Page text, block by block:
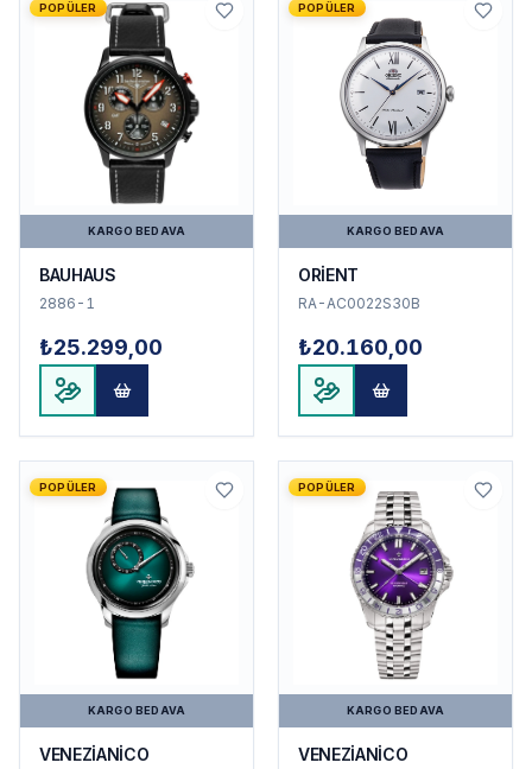
POPÜLER
KARGO BEDAVA
BAUHAUS
2886-1
₺25.299,00
POPÜLER
KARGO BEDAVA
ORİENT
RA-AC0022S30B
₺20.160,00
POPÜLER
KARGO BEDAVA
VENEZİANİCO
POPÜLER
KARGO BEDAVA
VENEZİANİCO